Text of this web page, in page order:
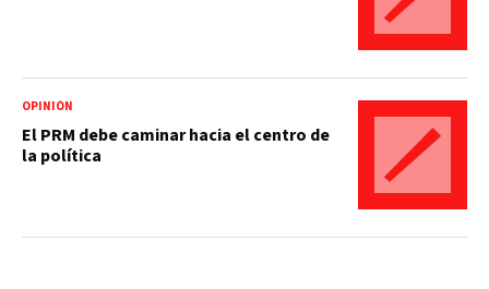
OPINIÓN
El PRM debe caminar hacia el centro de
la política